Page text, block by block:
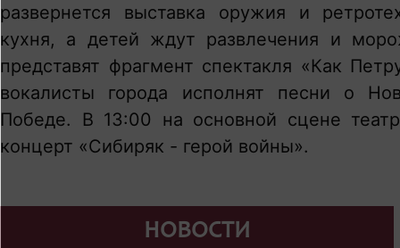
НОВОСТИ
развернется выставка оружия и
кухня, а детей ждут развлечения и
представят фрагмент спектакля «Как
вокалисты города исполнят песни о
Победе. В 13:00 на основной сцене
концерт «Сибиряк - герой войны».